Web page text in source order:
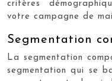
critères
votre campagne de
Segmentation
La segmentation
segmentation qui se